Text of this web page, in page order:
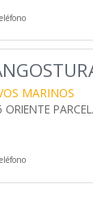
MARINOS
ORIENTE